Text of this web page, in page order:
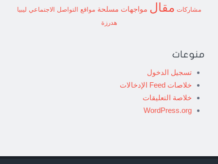
مشاركات مقال مواجهات مسلحة مواقع التواصل الاجتماعي ليبيا
هدرزة
منوعات
تسجيل الدخول
خلاصات Feed الإدخالات
خلاصة التعليقات
WordPress.org